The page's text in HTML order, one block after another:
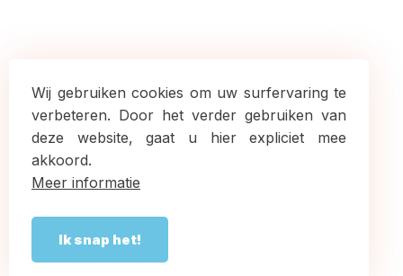
Wij gebruiken cookies om uw surfervaring te
verbeteren. Door het verder gebruiken van
deze website, gaat u hier expliciet mee
akkoord.
Meer informatie
Ik snap het!